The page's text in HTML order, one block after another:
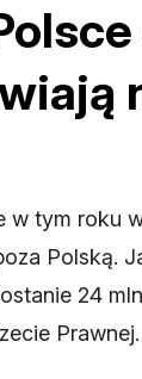
tym roku
Polską.
24
Prawnej.